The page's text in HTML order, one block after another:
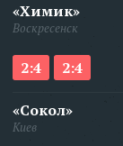
«Химик»
Воскресенск
2:4 2:4
«Сокол»
Киев